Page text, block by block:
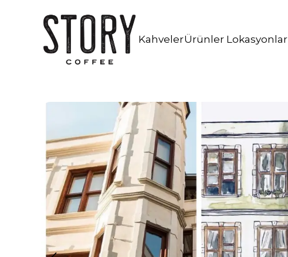
KahvelerÜrünler Lokasyonlar
Kafe İşletmeciliği Danışmanlığı